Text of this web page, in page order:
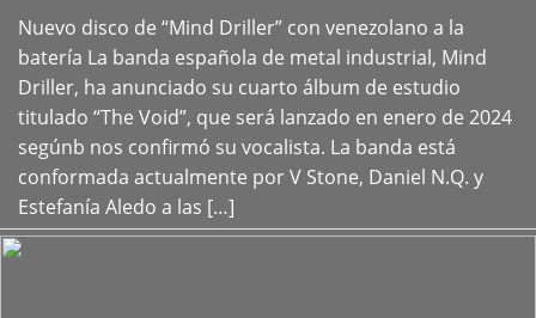
Nuevo disco de “Mind Driller” con venezolano a la
batería La banda española de metal industrial, Mind
Driller, ha anunciado su cuarto álbum de estudio
titulado “The Void”, que será lanzado en enero de 2024
segúnb nos confirmó su vocalista. La banda está
conformada actualmente por V Stone, Daniel N.Q. y
Estefanía Aledo a las […]
+